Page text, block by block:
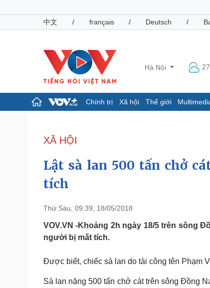
中文
/ français / Deutsch /
Hà Nội
Chính trị Xã hội Thế giới
Đảng
Tổ chức nhân sự
Nhận diện sự thật
Giáo dục
Dấu ấn VOV
Pháp luật
Tin nóng
Tư vấn luật
Việt Nam
Sức khỏe
Đời sống
XÃ HỘI
Lật sà lan 500 tấn chở
tích
Thứ Sáu, 09:39, 18/05/2018
VOV.VN -Khoảng 2h ngày 18/5 trên sông
người bị mất tích.
Được biết, chiếc sà lan do tài công tên Phạm
Sà lan nặng 500 tấn chở cát trên sông Đồng